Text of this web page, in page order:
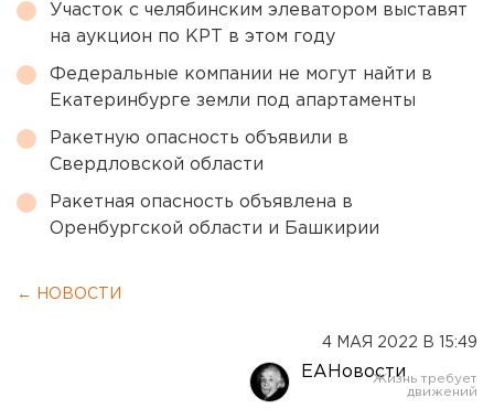
Участок с челябинским элеватором выставят
на аукцион по КРТ в этом году
Федеральные компании не могут найти в
Екатеринбурге земли под апартаменты
Ракетную опасность объявили в
Свердловской области
Ракетная опасность объявлена в
Оренбургской области и Башкирии
← НОВОСТИ
4 МАЯ 2022 В 15:49
ЕАНовости